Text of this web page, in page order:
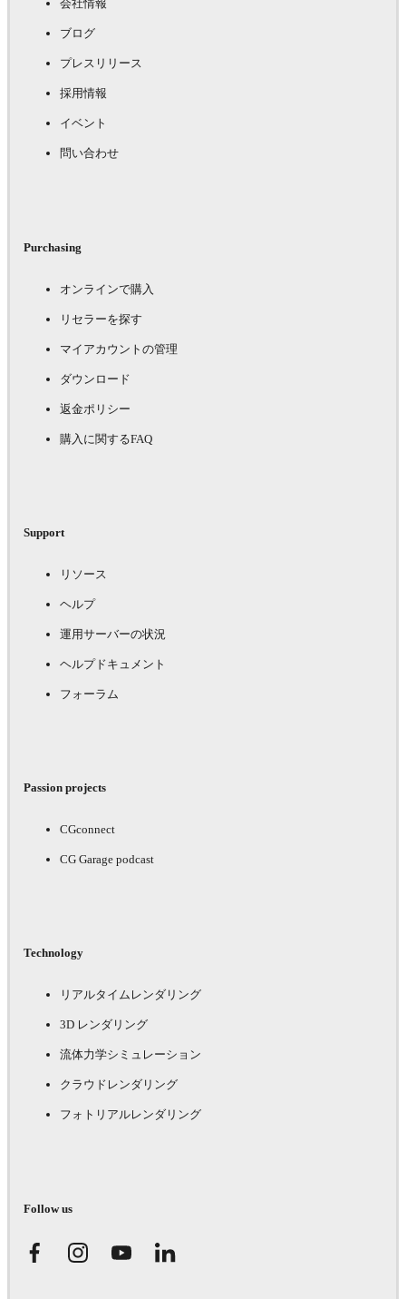
会社情報
ブログ
プレスリリース
採用情報
イベント
問い合わせ
Purchasing
オンラインで購入
リセラーを探す
マイアカウントの管理
ダウンロード
返金ポリシー
購入に関するFAQ
Support
リソース
ヘルプ
運用サーバーの状況
ヘルプドキュメント
フォーラム
Passion projects
CGconnect
CG Garage podcast
Technology
リアルタイムレンダリング
3D レンダリング
流体力学シミュレーション
クラウドレンダリング
フォトリアルレンダリング
Follow us